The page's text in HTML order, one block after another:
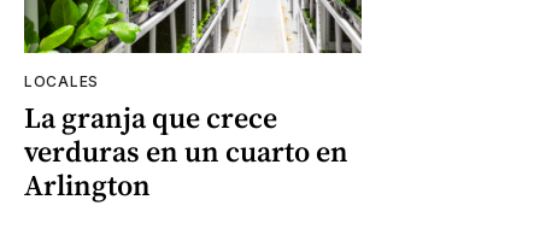
LOCALES
La granja que crece
verduras en un cuarto en
Arlington